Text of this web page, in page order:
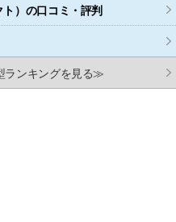
） の口コミ・評判
ランキングを見る≫